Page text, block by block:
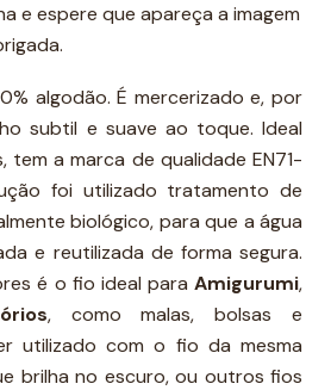
e espere que apareça a imagem
algodão. É mercerizado e, por
subtil e suave ao toque. Ideal
tem a marca de qualidade EN71-
foi utilizado tratamento de
biológico, para que a água
e reutilizada de forma segura.
é o fio ideal para Amigurumi,
, como malas, bolsas e
utilizado com o fio da mesma
brilha no escuro, ou outros fios